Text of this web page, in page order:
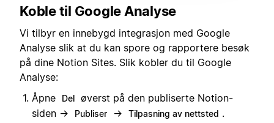
Koble til Google Analyse
Vi tilbyr en innebygd integrasjon med Google
Analyse slik at du kan spore og rapportere besøk
på dine Notion Sites. Slik kobler du til Google
Analyse:
Åpne
Del øverst på den publiserte Notion-
siden →
Publiser → Tilpasning av nettsted .